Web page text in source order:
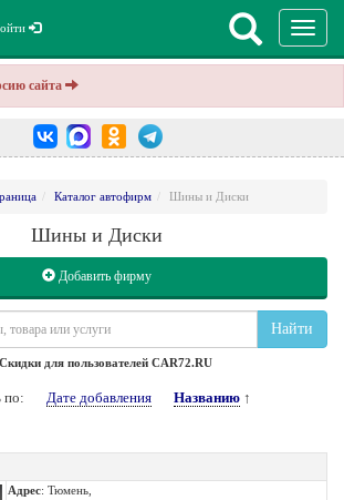
сайта
Каталог автофирм Шины и Диски
Шины и Диски
Добавить фирму
Найти
для пользователей CAR72.RU
по: Дате добавления Названию ↑
Адрес: Тюмень,